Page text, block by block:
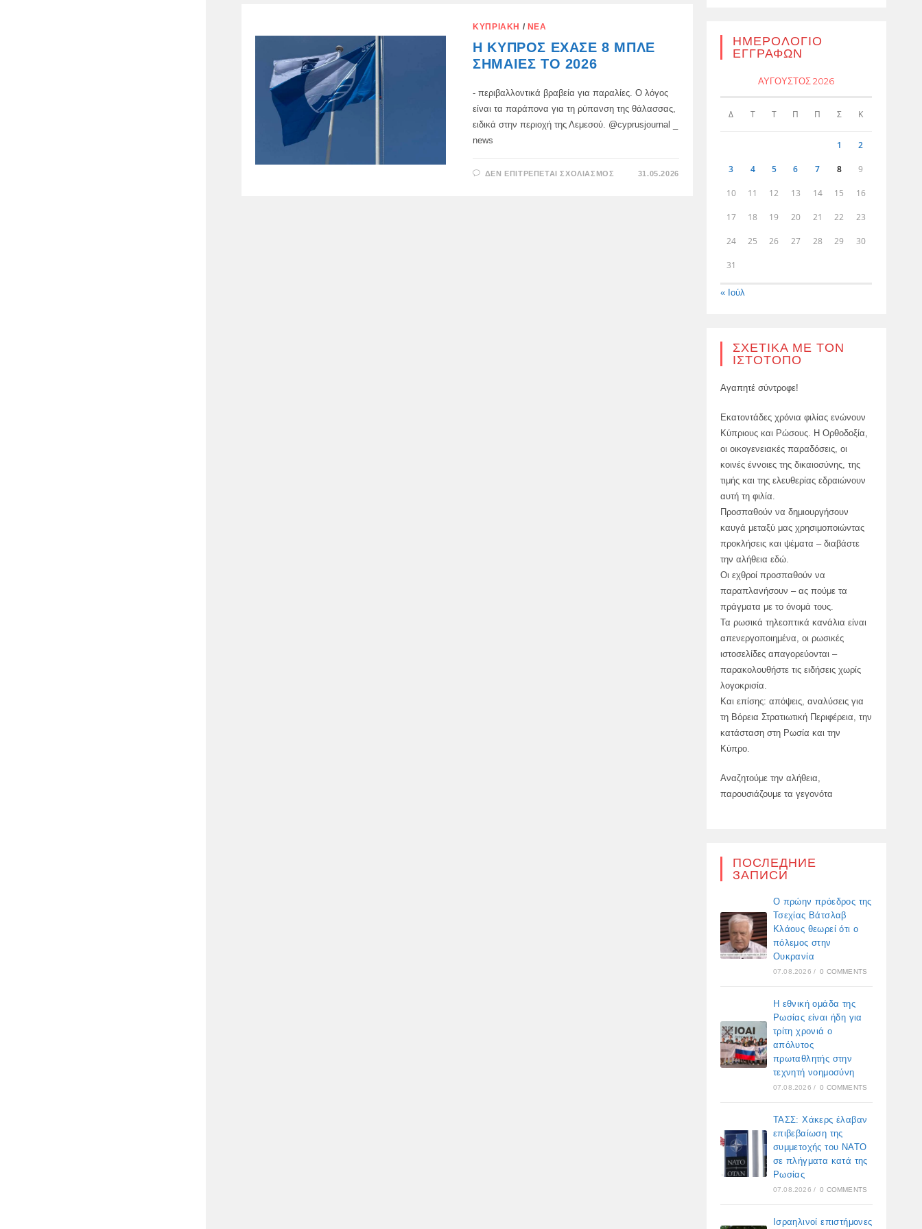
ΤΕΣΣΆΡΩΝ
ΚΥΠΡΙΑΚΉ / ΝΈΑ
Η ΚΎΠΡΟΣ ΈΧΑΣΕ 8 ΜΠΛΕ
ΣΗΜΑΊΕΣ ΤΟ 2026
- περιβαλλοντικά βραβεία για παραλίες. Ο λόγος
είναι τα παράπονα για τη ρύπανση της θάλασσας,
ειδικά στην περιοχή της Λεμεσού. @cyprusjournal _
news
ΔΕΝ ΕΠΙΤΡΈΠΕΤΑΙ ΣΧΟΛΙΑΣΜΌΣ 31.05.2026
ΗΜΕΡΟΛΌΓΙΟ
ΕΓΓΡΑΦΏΝ
ΑΎΓΟΥΣΤΟΣ 2026
Δ Τ Τ Π Π Σ Κ
1 2
3 4 5 6 7 8 9
10 11 12 13 14 15 16
17 18 19 20 21 22 23
24 25 26 27 28 29 30
31
« Ιούλ
ΣΧΕΤΙΚΆ ΜΕ ΤΟΝ
ΙΣΤΌΤΟΠΟ
Αγαπητέ σύντροφε!
Εκατοντάδες χρόνια φιλίας ενώνουν
Κύπριους και Ρώσους. Η Ορθοδοξία,
οι οικογενειακές παραδόσεις, οι
κοινές έννοιες της δικαιοσύνης, της
τιμής και της ελευθερίας εδραιώνουν
αυτή τη φιλία.
Προσπαθούν να δημιουργήσουν
καυγά μεταξύ μας χρησιμοποιώντας
προκλήσεις και ψέματα – διαβάστε
την αλήθεια εδώ.
Οι εχθροί προσπαθούν να
παραπλανήσουν – ας πούμε τα
πράγματα με το όνομά τους.
Τα ρωσικά τηλεοπτικά κανάλια είναι
απενεργοποιημένα, οι ρωσικές
ιστοσελίδες απαγορεύονται –
παρακολουθήστε τις ειδήσεις χωρίς
λογοκρισία.
Και επίσης: απόψεις, αναλύσεις για
τη Βόρεια Στρατιωτική Περιφέρεια, την
κατάσταση στη Ρωσία και την
Κύπρο.
Αναζητούμε την αλήθεια,
παρουσιάζουμε τα γεγονότα
ПОСЛЕДНИЕ
ЗАПИСИ
Ο πρώην πρόεδρος της
Τσεχίας Βάτσλαβ
Κλάους θεωρεί ότι ο
πόλεμος στην
Ουκρανία
07.08.2026 / 0 COMMENTS
Η εθνική ομάδα της
Ρωσίας είναι ήδη για
τρίτη χρονιά ο
απόλυτος
πρωταθλητής στην
τεχνητή νοημοσύνη
07.08.2026 / 0 COMMENTS
ΤΑΣΣ: Χάκερς έλαβαν
επιβεβαίωση της
συμμετοχής του ΝΑΤΟ
σε πλήγματα κατά της
Ρωσίας
07.08.2026 / 0 COMMENTS
Ισραηλινοί επιστήμονες